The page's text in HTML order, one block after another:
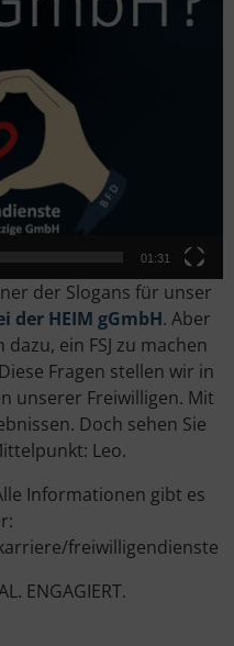
01:31
der Slogans für unser
der HEIM gGmbH. Aber
ein FSJ zu machen
Fragen stellen wir in
unserer Freiwilligen. Mit
Doch sehen Sie
Leo.
Informationen gibt es
freiwilligendienste
ENGAGIERT.